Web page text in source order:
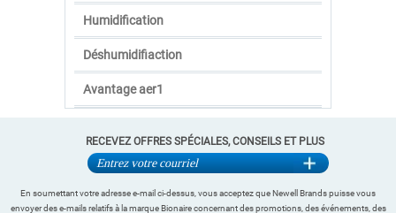
Humidification
Déshumidifiaction
Avantage aer1
RECEVEZ OFFRES SPÉCIALES, CONSEILS ET PLUS
En soumettant votre adresse e-mail ci-dessus, vous acceptez que Newell Brands puisse vous
envoyer des e-mails relatifs à la marque Bionaire concernant des promotions, des événements, des